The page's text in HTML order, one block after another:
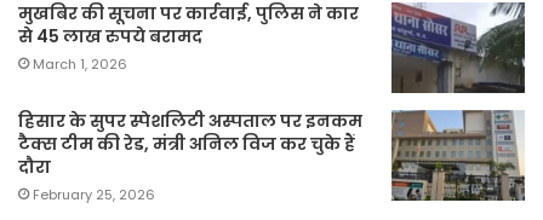
मुखबिर की सूचना पर कार्रवाई, पुलिस ने कार
से 45 लाख रुपये बरामद
March 1, 2026
हिसार के सुपर स्पेशलिटी अस्पताल पर इनकम
टैक्स टीम की रेड, मंत्री अनिल विज कर चुके हैं
दौरा
February 25, 2026